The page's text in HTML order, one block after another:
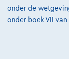
onder de
onder boek VII